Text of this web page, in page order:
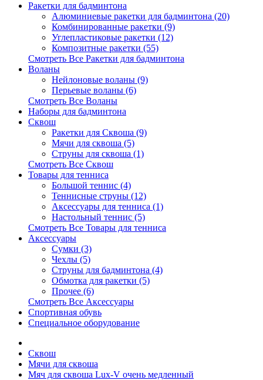
Ракетки для бадминтона
Алюминиевые ракетки для бадминтона (20)
Комбинированные ракетки (9)
Углепластиковые ракетки (12)
Композитные ракетки (55)
Смотреть Все Ракетки для бадминтона
Воланы
Нейлоновые воланы (9)
Перьевые воланы (6)
Смотреть Все Воланы
Наборы для бадминтона
Сквош
Ракетки для Сквоша (9)
Мячи для сквоша (5)
Cтруны для сквоша (1)
Смотреть Все Сквош
Товары для тенниса
Большой теннис (4)
Теннисные струны (12)
Аксессуары для тенниса (1)
Настольный теннис (5)
Смотреть Все Товары для тенниса
Аксессуары
Сумки (3)
Чехлы (5)
Струны для бадминтона (4)
Обмотка для ракетки (5)
Прочее (6)
Смотреть Все Аксессуары
Спортивная обувь
Специальное оборудование
Сквош
Мячи для сквоша
Мяч для сквоша Lux-V очень медленный